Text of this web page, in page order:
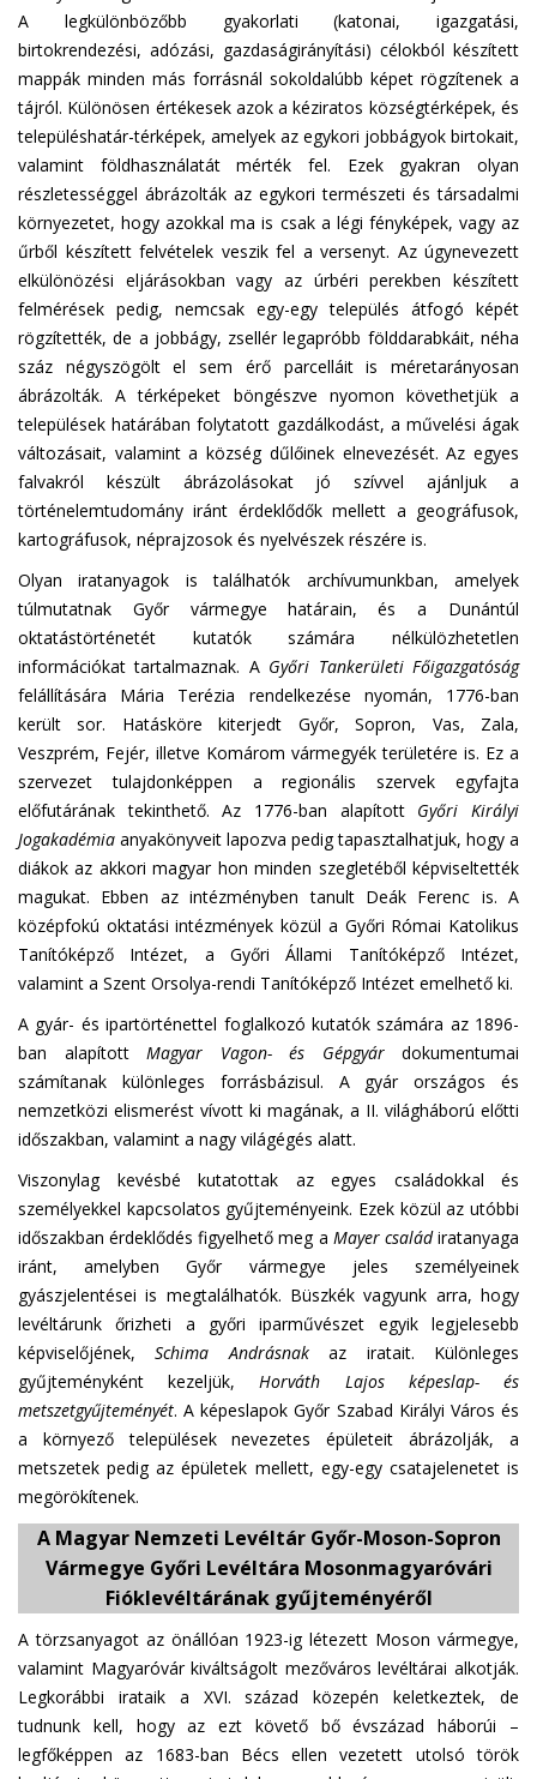
A legkülönbözőbb gyakorlati (katonai, igazgatási,
birtokrendezési, adózási, gazdaságirányítási) célokból készített
mappák minden más forrásnál sokoldalúbb képet rögzítenek a
tájról. Különösen értékesek azok a kéziratos községtérképek, és
településhatár-térképek, amelyek az egykori jobbágyok birtokait,
valamint földhasználatát mérték fel. Ezek gyakran olyan
részletességgel ábrázolták az egykori természeti és társadalmi
környezetet, hogy azokkal ma is csak a légi fényképek, vagy az
űrből készített felvételek veszik fel a versenyt. Az úgynevezett
elkülönözési eljárásokban vagy az úrbéri perekben készített
felmérések pedig, nemcsak egy-egy település átfogó képét
rögzítették, de a jobbágy, zsellér legapróbb földdarabkáit, néha
száz négyszögölt el sem érő parcelláit is méretarányosan
ábrázolták. A térképeket böngészve nyomon követhetjük a
települések határában folytatott gazdálkodást, a művelési ágak
változásait, valamint a község dűlőinek elnevezését. Az egyes
falvakról készült ábrázolásokat jó szívvel ajánljuk a
történelemtudomány iránt érdeklődők mellett a geográfusok,
kartográfusok, néprajzosok és nyelvészek részére is.
Olyan iratanyagok is találhatók archívumunkban, amelyek
túlmutatnak Győr vármegye határain, és a Dunántúl
oktatástörténetét kutatók számára nélkülözhetetlen
információkat tartalmaznak. A Győri Tankerületi Főigazgatóság
felállítására Mária Terézia rendelkezése nyomán, 1776-ban
került sor. Hatásköre kiterjedt Győr, Sopron, Vas, Zala,
Veszprém, Fejér, illetve Komárom vármegyék területére is. Ez a
szervezet tulajdonképpen a regionális szervek egyfajta
előfutárának tekinthető. Az 1776-ban alapított Győri Királyi
Jogakadémia anyakönyveit lapozva pedig tapasztalhatjuk, hogy a
diákok az akkori magyar hon minden szegletéből képviseltették
magukat. Ebben az intézményben tanult Deák Ferenc is. A
középfokú oktatási intézmények közül a Győri Római Katolikus
Tanítóképző Intézet, a Győri Állami Tanítóképző Intézet,
valamint a Szent Orsolya-rendi Tanítóképző Intézet emelhető ki.
A gyár- és ipartörténettel foglalkozó kutatók számára az 1896-
ban alapított Magyar Vagon- és Gépgyárdokumentumai
számítanak különleges forrásbázisul. A gyár országos és
nemzetközi elismerést vívott ki magának, a II. világháború előtti
időszakban, valamint a nagy világégés alatt.
Viszonylag kevésbé kutatottak az egyes családokkal és
személyekkel kapcsolatos gyűjteményeink. Ezek közül az utóbbi
időszakban érdeklődés figyelhető meg a Mayer családiratanyaga
iránt, amelyben Győr vármegye jeles személyeinek
gyászjelentései is megtalálhatók. Büszkék vagyunk arra, hogy
levéltárunk őrizheti a győri iparművészet egyik legjelesebb
képviselőjének, Schima Andrásnakaz iratait. Különleges
gyűjteményként kezeljük,Horváth Lajos képeslap- és
metszetgyűjteményét. A képeslapok Győr Szabad Királyi Város és
a környező települések nevezetes épületeit ábrázolják, a
metszetek pedig az épületek mellett, egy-egy csatajelenetet is
megörökítenek.
A Magyar Nemzeti Levéltár Győr-Moson-Sopron
Vármegye Győri Levéltára Mosonmagyaróvári
Fióklevéltárának gyűjteményéről
A törzsanyagot az önállóan 1923-ig létezett Moson vármegye,
valamint Magyaróvár kiváltságolt mezőváros levéltárai alkotják.
Legkorábbi irataik a XVI. század közepén keletkeztek, de
tudnunk kell, hogy az ezt követő bő évszázad háborúi –
legfőképpen az 1683-ban Bécs ellen vezetett utolsó török